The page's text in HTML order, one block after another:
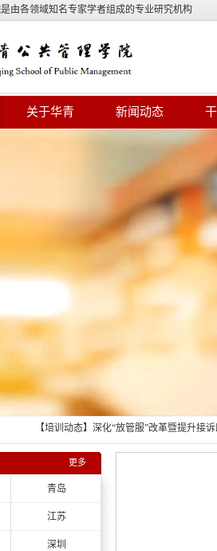
由各领域知名专家学者组成的专业研究机构
关于华青 新闻动态
【培训动态】打造一流营商环境赋能现代
培训班在湖北省顺利举办
【培训动态】选调生和年轻干部综合素质
顺利结业
【培训动态】财务综合能力提升培训班在青
【培训动态】“强党性、提素质、促业务”党
【培训动态】深化“放管服”改革暨提升接
训班在成都顺利举办
【培训动态】2024年第五次全国经济普查
统干部履职能力提升培训班在重庆市顺利
【培训动态】深入学习“千万工程”经验专
【培训动态】优秀驻村干部抓党建促乡村
杭州顺利结业
【培训动态】政协委员履职能力提升专题培
更多
青岛
江苏
深圳